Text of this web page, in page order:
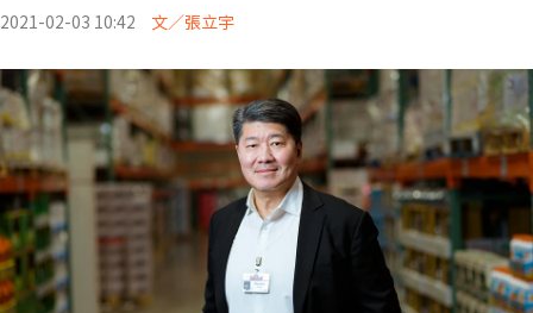
2021-02-03 10:42 文／張立宇